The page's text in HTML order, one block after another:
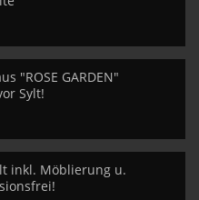
"ROSE GARDEN"
Sylt!
inkl. Möblierung u.